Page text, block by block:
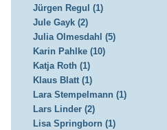
Jürgen Regul (1)
Jule Gayk (2)
Julia Olmesdahl (5)
Karin Pahlke (10)
Katja Roth (1)
Klaus Blatt (1)
Lara Stempelmann (1)
Lars Linder (2)
Lisa Springborn (1)